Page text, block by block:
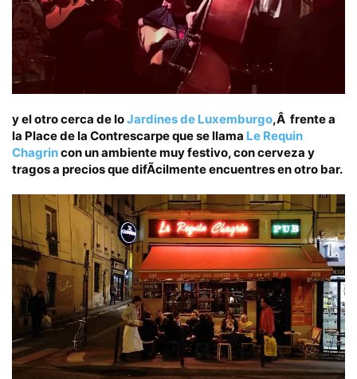
y el otro cerca de loJardines de Luxemburgo,Â frente a
la Place de la Contrescarpeque se llama Le Requin
Chagrincon un ambiente muy festivo, con cerveza y
tragos a precios que difÃ­cilmente encuentres en otro bar.